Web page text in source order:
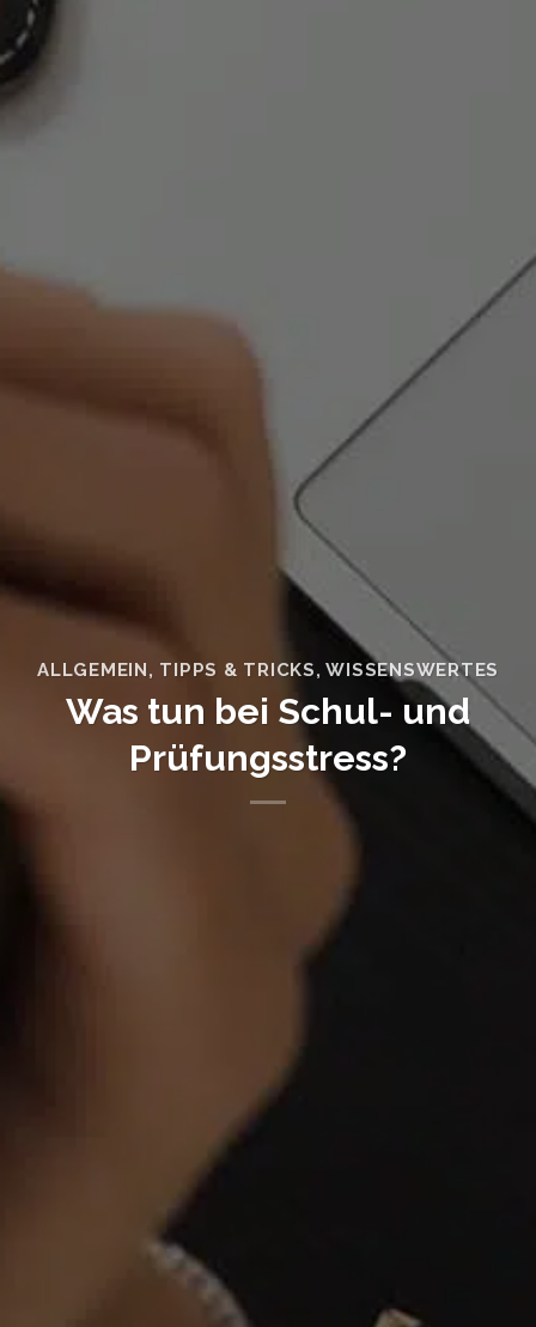
ALLGEMEIN, TIPPS & TRICKS,WISSENSWERTES
Was tun bei Schul- und
Prüfungsstress?